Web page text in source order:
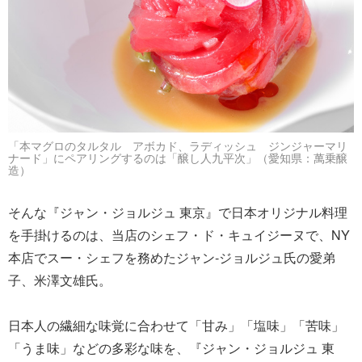
「本マグロのタルタル アボカド、ラディッシュ ジンジャーマリ
ナード」にペアリングするのは「醸し人九平次」（愛知県：萬乗醸
造）
そんな『ジャン・ジョルジュ 東京』で日本オリジナル料理
を手掛けるのは、当店のシェフ・ド・キュイジーヌで、NY
本店でスー・シェフを務めたジャン-ジョルジュ氏の愛弟
子、米澤文雄氏。
日本人の繊細な味覚に合わせて「甘み」「塩味」「苦味」
「うま味」などの多彩な味を、『ジャン・ジョルジュ 東